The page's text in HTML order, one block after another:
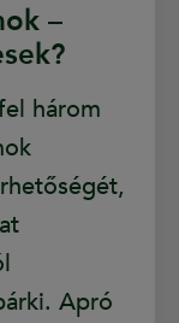
–
három
Apró